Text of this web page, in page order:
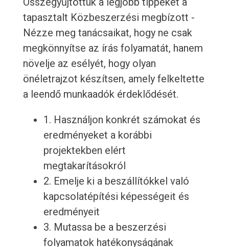
tapasztalt Közbeszerzési megbízott -
Nézze meg tanácsaikat, hogy ne csak
megkönnyítse az írás folyamatát, hanem
növelje az esélyét, hogy olyan
önéletrajzot készítsen, amely felkeltette
a leendő munkaadók érdeklődését.
1. Használjon konkrét számokat és
eredményeket a korábbi
projektekben elért
megtakarításokról
2. Emelje ki a beszállítókkel való
kapcsolatépítési képességeit és
eredményeit
3. Mutassa be a beszerzési
folyamatok hatékonyságának